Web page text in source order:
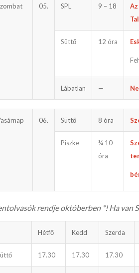
05. SPL 9 – 18
Süttő 12 óra
Lábatlan —
06. Süttő 8 óra
Piszke
¾ 10
óra
rendje októberben *! Ha van
Hétfő Kedd Szerda
17.30 17.30 17.30